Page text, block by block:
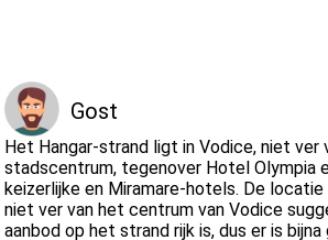
webcams
Ontmoet Kroatië
musea
Gost
Het Hangar-strand ligt in Vodice, niet ver
stadscentrum, tegenover Hotel Olympia
keizerlijke en Miramare-hotels. De
niet ver van het centrum van Vodice
aanbod op het strand rijk is, dus er is bijna